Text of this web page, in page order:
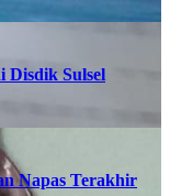
Disdik Sulsel
Napas Terakhir